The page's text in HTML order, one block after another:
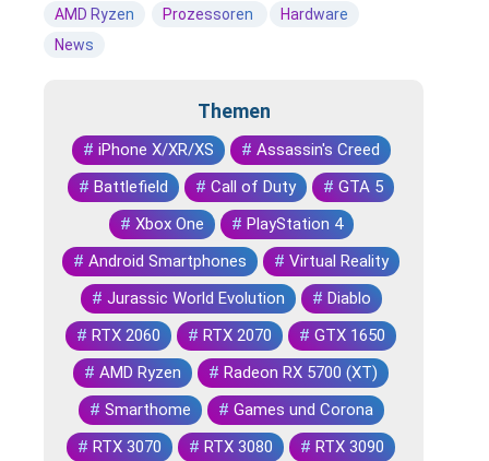
AMD Ryzen Prozessoren
Hardware
News
Themen
# iPhone X/XR/XS # Assassin's Creed
# Battlefield # Call of Duty # GTA 5
# Xbox One # PlayStation 4
# Android Smartphones # Virtual Reality
# Jurassic World Evolution # Diablo
# RTX 2060 # RTX 2070 # GTX 1650
# AMD Ryzen # Radeon RX 5700 (XT)
# Smarthome # Games und Corona
# RTX 3070 # RTX 3080 # RTX 3090